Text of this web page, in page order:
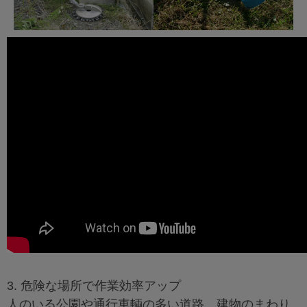
3. 危険な場所で作業効率アップ